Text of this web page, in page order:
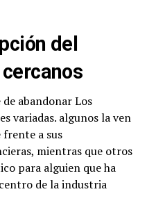
del
abandonar Los
variadas. algunos la ven
a sus
mientras que otros
para alguien que ha
de la industria